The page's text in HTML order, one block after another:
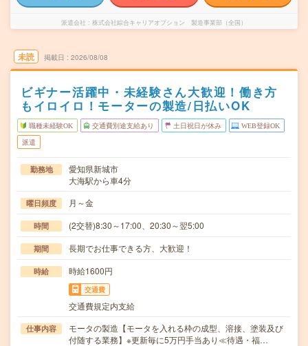
派遣会社 株式会社綜合キャリアオプション 製造事業部（全国）
未読 掲載日 2026/08/08
ビギナー活躍中・未経験さん大歓迎！働き方
もイロイロ！モーターの製造/日払いOK
職種未経験OK 交通費別途支給あり 土日祝日が休み WEB登録OK
派遣
勤務地
愛知県新城市
大海駅から車4分
曜日頻度 月～金
時間 (2交替)8:30～17:00、20:30～翌5:00
期間 長期でお仕事できる方、大歓迎！
時給 時給1600円
交通費
交通費規定内支給
仕事内容
モータの製造【モータを入れる枠の成型、溶接、塗装及び
付随する業務】※更新毎に5万円手当あり≪待遇・福…